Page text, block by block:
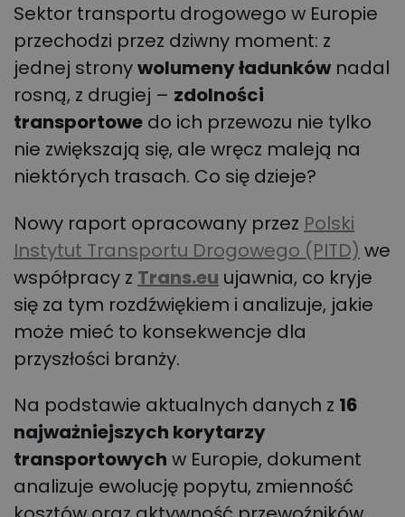
Sektor transportu drogowego w Europie
przechodzi przez dziwny moment: z
jednej stronywolumeny ładunków nadal
rosną, z drugiej – zdolności
transportowe do ich przewozu nie tylko
nie zwiększają się, ale wręcz maleją na
niektórych trasach. Co się dzieje?
Nowy raport opracowany przez Polski
Instytut Transportu Drogowego (PITD) we
współpracy z Trans.eu ujawnia, co kryje
się za tym rozdźwiękiem i analizuje, jakie
może mieć to konsekwencje dla
przyszłości branży.
Na podstawie aktualnych danych z 16
najważniejszych korytarzy
transportowych w Europie, dokument
analizuje ewolucję popytu, zmienność